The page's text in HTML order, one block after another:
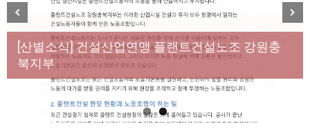
[성명] 막을 수 있었던 죽음, HL만도가 책임져라 : 청
년노동자 사망사고의 철저한 진상규명과 재발방지
대책 마련하라
[산별소식] 건설산업연맹 플랜트건설노조 강원충
북지부
Previous Next